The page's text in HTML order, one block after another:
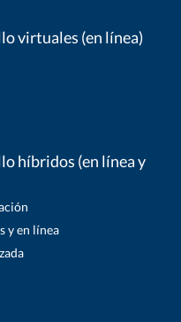
virtuales (en línea)
híbridos (en línea y
y en línea